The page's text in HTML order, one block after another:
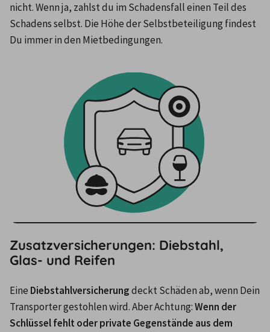
nicht. Wenn ja, zahlst du im Schadensfall einen Teil des
Schadens selbst. Die Höhe der Selbstbeteiligung findest
Zusatzversicherungen: Diebstahl,
Glas- und Reifen
Eine Diebstahlversicherung deckt Schäden ab, wenn Dein
Transporter gestohlen wird. Aber Achtung: Wenn der
Schlüssel fehlt oder private Gegenstände aus dem